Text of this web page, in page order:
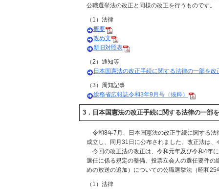
公職選挙法の改正と同様の改正を行うものです。
（1）法律
概要
改め文
新旧対照表
（2）通知等
日本国憲法の改正手続に関する法律の一部を
（3）周知記事
総務省広報誌令和3年9月号（抜粋）
3．日本国憲法の改正手続に関する法律の一部
令和8年7月、日本国憲法の改正手続に関する法
成立し、同月31日に公布されました。改正法は
今回の改正法の改正は、令和元年及び令和4年
選任に係る規定の整備、投票立会人の選任要件
めの放送の追加）についての公職選挙法（昭和
（1）法律